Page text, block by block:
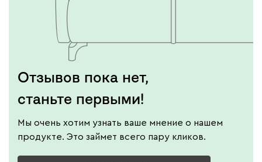
Отзывов пока нет,
станьте первыми!
Мы очень хотим узнать ваше мнение о нашем
продукте. Это займет всего пару кликов.